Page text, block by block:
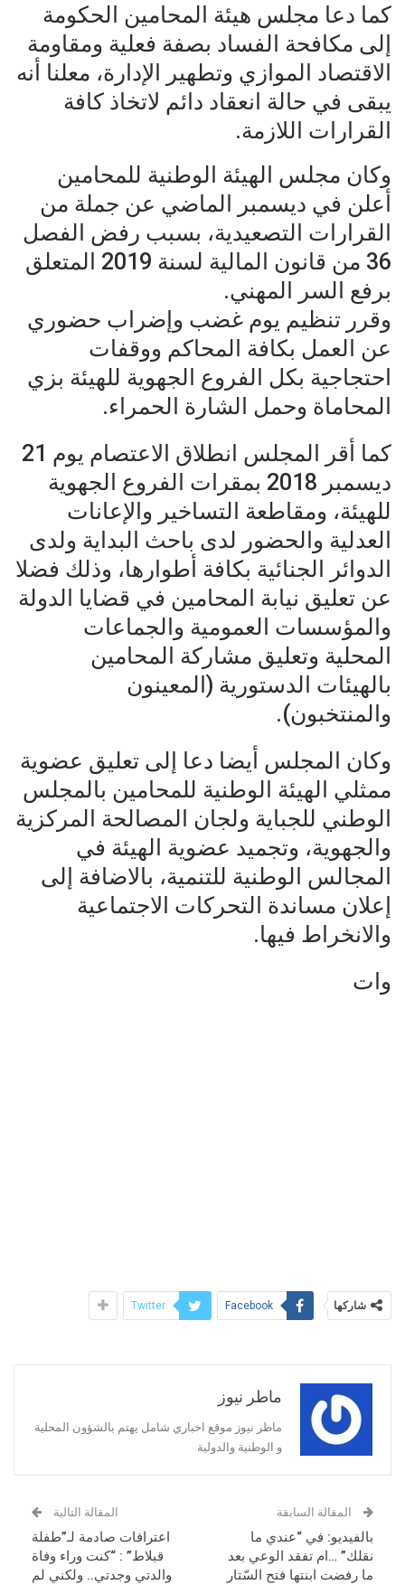
كما دعا مجلس هيئة المحامين الحكومة
إلى مكافحة الفساد بصفة فعلية ومقاومة
الاقتصاد الموازي وتطهير الإدارة، معلنا أنه
يبقى في حالة انعقاد دائم لاتخاذ كافة
القرارات اللازمة.
وكان مجلس الهيئة الوطنية للمحامين
أعلن في ديسمبر الماضي عن جملة من
القرارات التصعيدية، بسبب رفض الفصل
36 من قانون المالية لسنة 2019 المتعلق
برفع السر المهني.
وقرر تنظيم يوم غضب وإضراب حضوري
عن العمل بكافة المحاكم ووقفات
احتجاجية بكل الفروع الجهوية للهيئة بزي
المحاماة وحمل الشارة الحمراء.
كما أقر المجلس انطلاق الاعتصام يوم 21
ديسمبر 2018 بمقرات الفروع الجهوية
للهيئة، ومقاطعة التساخير والإعانات
العدلية والحضور لدى باحث البداية ولدى
الدوائر الجنائية بكافة أطوارها، وذلك فضلا
عن تعليق نيابة المحامين في قضايا الدولة
والمؤسسات العمومية والجماعات
المحلية وتعليق مشاركة المحامين
بالهيئات الدستورية (المعينون
والمنتخبون).
وكان المجلس أيضا دعا إلى تعليق عضوية
ممثلي الهيئة الوطنية للمحامين بالمجلس
الوطني للجباية ولجان المصالحة المركزية
والجهوية، وتجميد عضوية الهيئة في
المجالس الوطنية للتنمية، بالاضافة إلى
إعلان مساندة التحركات الاجتماعية
والانخراط فيها.
وات
شاركها Facebook
Twitter
ماطر نيوز
ماطر نيوز موقع اخباري شامل يهتم بالشؤون المحلية
و الوطنية والدولية
المقالة السابقة
بالفيديو: في “عندي ما
نقلك” …ام تفقد الوعي بعد
ما رفضت ابنتها فتح السّتار
المقالة التالية
اعترافات صادمة لـ”طفلة
قبلاط” : “كنت وراء وفاة
والدتي وجدتي.. ولكني لم